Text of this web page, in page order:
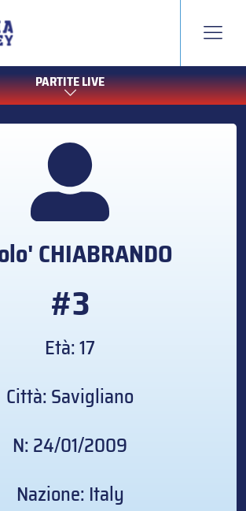
PARTITE LIVE
CHIABRANDO
#3
Età: 17
Città: Savigliano
N: 24/01/2009
Nazione: Italy